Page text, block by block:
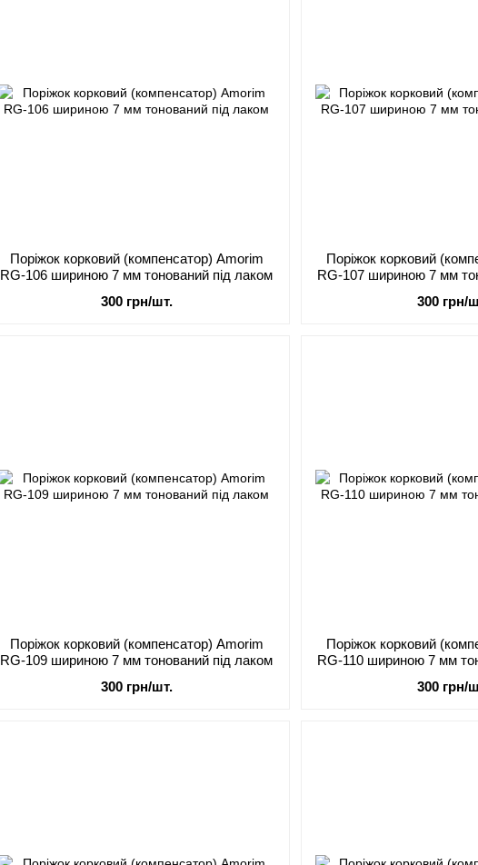
Поріжок корковий (компенсатор) Amorim
RG-106 шириною 7 мм тонований під лаком
300 грн/шт.
Поріжок корковий
RG-107 шириною 7 мм
300 грн/
Поріжок корковий (компенсатор) Amorim
RG-109 шириною 7 мм тонований під лаком
300 грн/шт.
Поріжок корковий
RG-110 шириною 7 мм
300 грн/